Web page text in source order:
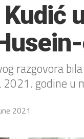
razgovora
godine u
2021